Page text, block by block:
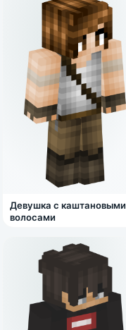
Девушка с каштановыми
волосами